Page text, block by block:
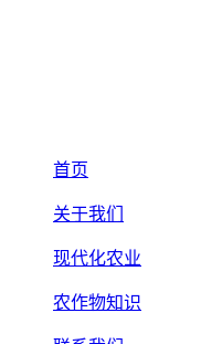
首页
关于我们
现代化农业
农作物知识